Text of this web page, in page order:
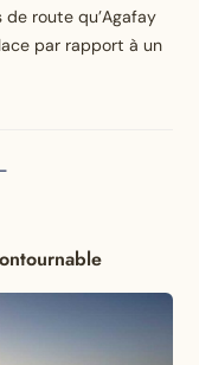
de route qu’Agafay
par rapport à un